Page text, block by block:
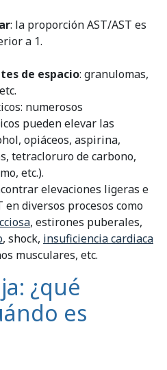
: la proporción AST/AST es
a 1.
de espacio: granulomas,
numerosos
pueden elevar las
opiáceos, aspirina,
tetracloruro de carbono,
etc.).
elevaciones ligeras e
en diversos procesos como
, estirones puberales,
, shock, insuficiencia cardiaca
musculares, etc.
¿qué
es